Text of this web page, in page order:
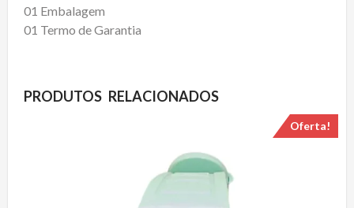
01 Embalagem
01 Termo de Garantia
PRODUTOS RELACIONADOS
Oferta!